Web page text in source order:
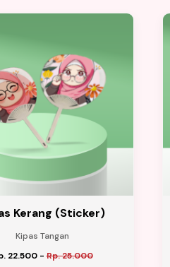
Kerang (Sticker)
Kipas Tangan
22.500-Rp. 25.000